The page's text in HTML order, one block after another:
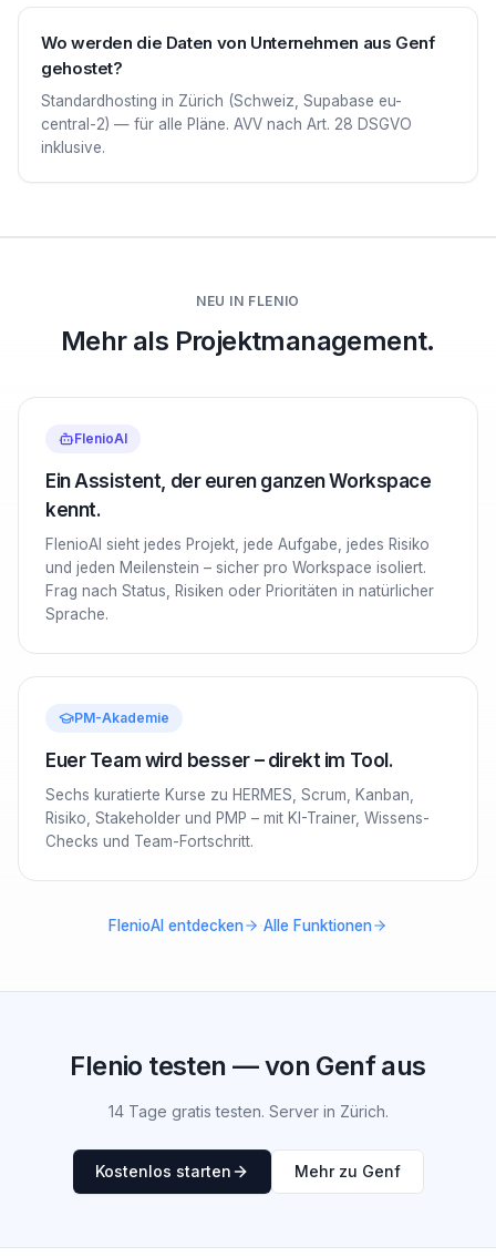
Wo werden die Daten von Unternehmen aus Genf
gehostet?
Standardhosting in Zürich (Schweiz, Supabase eu-
central-2) — für alle Pläne. AVV nach Art. 28 DSGVO
inklusive.
NEU IN FLENIO
Mehr als Projektmanagement.
FlenioAI
Ein Assistent, der euren ganzen Workspace
kennt.
FlenioAI sieht jedes Projekt, jede Aufgabe, jedes Risiko
und jeden Meilenstein – sicher pro Workspace isoliert.
Frag nach Status, Risiken oder Prioritäten in natürlicher
Sprache.
PM-Akademie
Euer Team wird besser – direkt im Tool.
Sechs kuratierte Kurse zu HERMES, Scrum, Kanban,
Risiko, Stakeholder und PMP – mit KI-Trainer, Wissens-
Checks und Team-Fortschritt.
FlenioAI entdecken Alle Funktionen
Flenio testen — von Genf aus
14 Tage gratis testen. Server in Zürich.
Kostenlos starten Mehr zu Genf